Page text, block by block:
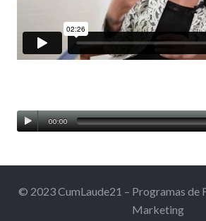
00:00
© 2023 CumLaude21 – Programas de
Marketing